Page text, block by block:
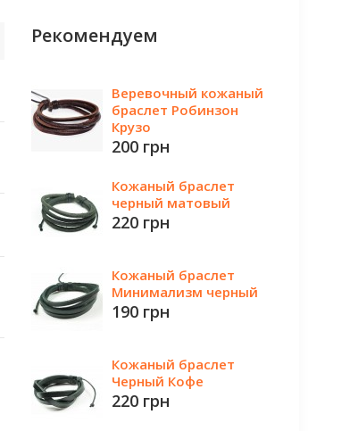
Рекомендуем
Веревочный кожаный
браслет Робинзон
Крузо
200 грн
Кожаный браслет
черный матовый
220 грн
Кожаный браслет
Минимализм черный
190 грн
Кожаный браслет
Черный Кофе
220 грн